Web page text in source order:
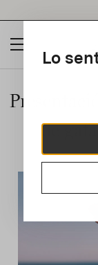
note:
website
an
system.
Lo
de